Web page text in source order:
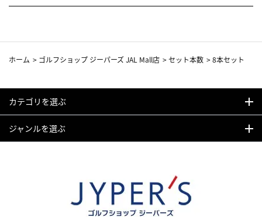
ホーム > ゴルフショップ ジーパーズ JAL Mall店 >セット本数 >8本セット
カテゴリを選ぶ
ジャンルを選ぶ